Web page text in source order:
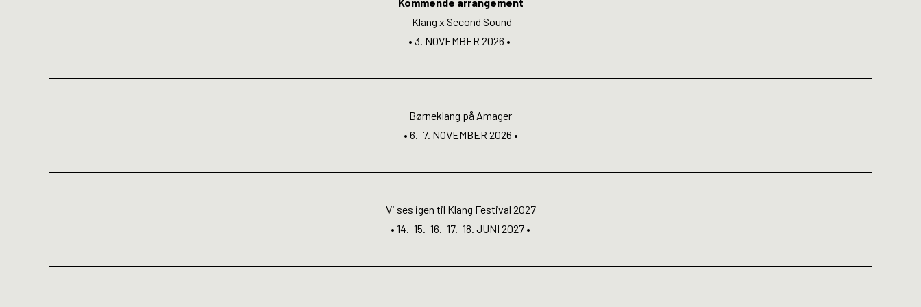
INFO
Media
Open Calls
EN
Klang x Second Sound
–• 3. NOVEMBER 2026 •–
Børneklang på Amager
–• 6.–7. NOVEMBER 2026 •–
Vi ses igen til Klang Festival 2027
–• 14.–15.–16.–17.–18. JUNI 2027 •–